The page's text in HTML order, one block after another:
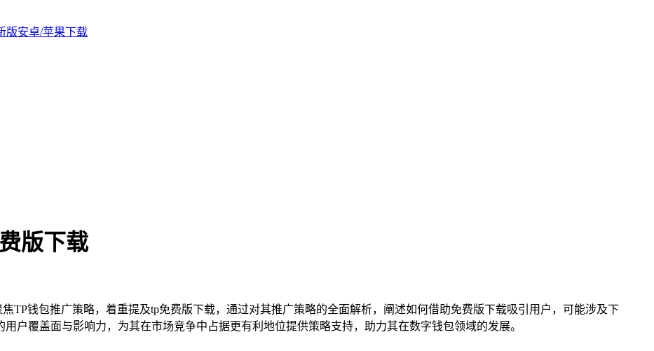
版安卓/苹果下载
版下载
TP钱包推广策略，着重提及tp免费版下载，通过对其推广策略的全面解析，阐述如何借助免费版下载吸引用户，可能涉及下
户覆盖面与影响力，为其在市场竞争中占据更有利地位提供策略支持，助力其在数字钱包领域的发展。